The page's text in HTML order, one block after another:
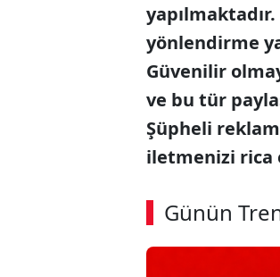
yönlendirme
Güvenilir
ve bu tür
Şüpheli
iletmenizi rica
Günün
00:02 / 08:15